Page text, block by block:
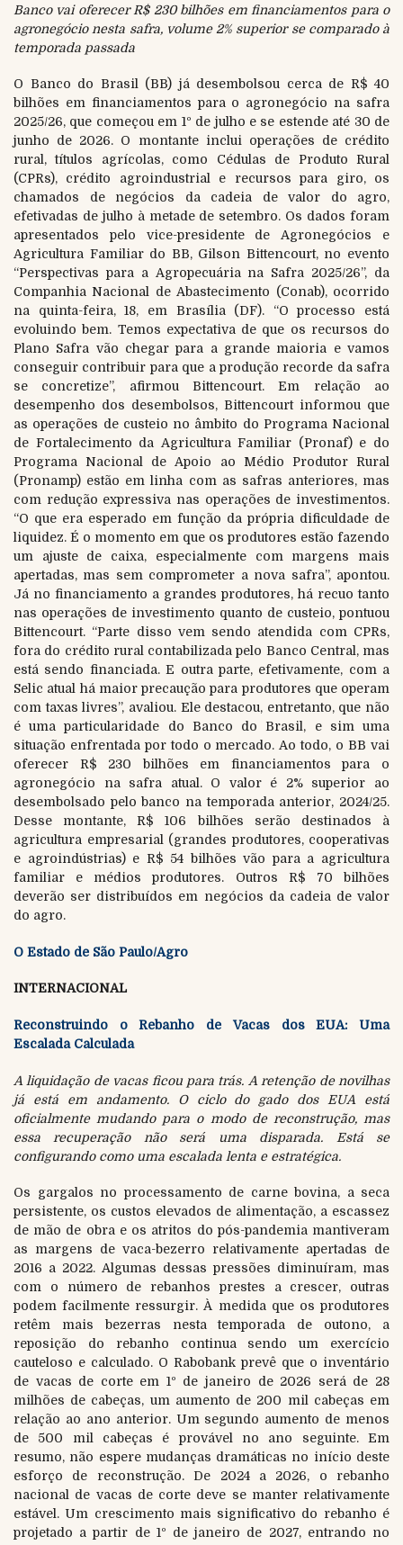
Banco vai oferecer R$ 230 bilhões em financiamentos para o
agronegócio nesta safra, volume 2% superior se comparado à
temporada passada
O Banco do Brasil (BB) já desembolsou cerca de R$ 40
bilhões em financiamentos para o agronegócio na safra
2025/26, que começou em 1º de julho e se estende até 30 de
junho de 2026. O montante inclui operações de crédito
rural, títulos agrícolas, como Cédulas de Produto Rural
(CPRs), crédito agroindustrial e recursos para giro, os
chamados de negócios da cadeia de valor do agro,
efetivadas de julho à metade de setembro. Os dados foram
apresentados pelo vice-presidente de Agronegócios e
Agricultura Familiar do BB, Gilson Bittencourt, no evento
“Perspectivas para a Agropecuária na Safra 2025/26”, da
Companhia Nacional de Abastecimento (Conab), ocorrido
na quinta-feira, 18, em Brasília (DF). “O processo está
evoluindo bem. Temos expectativa de que os recursos do
Plano Safra vão chegar para a grande maioria e vamos
conseguir contribuir para que a produção recorde da safra
se concretize”, afirmou Bittencourt. Em relação ao
desempenho dos desembolsos, Bittencourt informou que
as operações de custeio no âmbito do Programa Nacional
de Fortalecimento da Agricultura Familiar (Pronaf) e do
Programa Nacional de Apoio ao Médio Produtor Rural
(Pronamp) estão em linha com as safras anteriores, mas
com redução expressiva nas operações de investimentos.
“O que era esperado em função da própria dificuldade de
liquidez. É o momento em que os produtores estão fazendo
um ajuste de caixa, especialmente com margens mais
apertadas, mas sem comprometer a nova safra”, apontou.
Já no financiamento a grandes produtores, há recuo tanto
nas operações de investimento quanto de custeio, pontuou
Bittencourt. “Parte disso vem sendo atendida com CPRs,
fora do crédito rural contabilizada pelo Banco Central, mas
está sendo financiada. E outra parte, efetivamente, com a
Selic atual há maior precaução para produtores que operam
com taxas livres”, avaliou. Ele destacou, entretanto, que não
é uma particularidade do Banco do Brasil, e sim uma
situação enfrentada por todo o mercado. Ao todo, o BB vai
oferecer R$ 230 bilhões em financiamentos para o
agronegócio na safra atual. O valor é 2% superior ao
desembolsado pelo banco na temporada anterior, 2024/25.
Desse montante, R$ 106 bilhões serão destinados à
agricultura empresarial (grandes produtores, cooperativas
e agroindústrias) e R$ 54 bilhões vão para a agricultura
familiar e médios produtores. Outros R$ 70 bilhões
deverão ser distribuídos em negócios da cadeia de valor
do agro.
O Estado de São Paulo/Agro
INTERNACIONAL
Reconstruindo o Rebanho de Vacas dos EUA: Uma
Escalada Calculada
A liquidação de vacas ficou para trás. A retenção de novilhas
já está em andamento. O ciclo do gado dos EUA está
oficialmente mudando para o modo de reconstrução, mas
essa recuperação não será uma disparada. Está se
configurando como uma escalada lenta e estratégica.
Os gargalos no processamento de carne bovina, a seca
persistente, os custos elevados de alimentação, a escassez
de mão de obra e os atritos do pós-pandemia mantiveram
as margens de vaca-bezerro relativamente apertadas de
2016 a 2022. Algumas dessas pressões diminuíram, mas
com o número de rebanhos prestes a crescer, outras
podem facilmente ressurgir. À medida que os produtores
retêm mais bezerras nesta temporada de outono, a
reposição do rebanho continua sendo um exercício
cauteloso e calculado. O Rabobank prevê que o inventário
de vacas de corte em 1º de janeiro de 2026 será de 28
milhões de cabeças, um aumento de 200 mil cabeças em
relação ao ano anterior. Um segundo aumento de menos
de 500 mil cabeças é provável no ano seguinte. Em
resumo, não espere mudanças dramáticas no início deste
esforço de reconstrução. De 2024 a 2026, o rebanho
nacional de vacas de corte deve se manter relativamente
estável. Um crescimento mais significativo do rebanho é
projetado a partir de 1º de janeiro de 2027, entrando no